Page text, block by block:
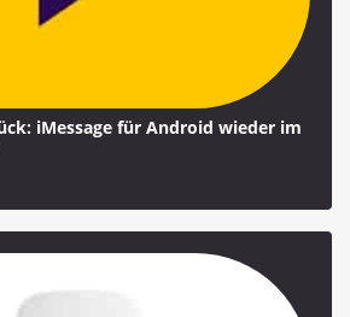
iMessage für Android wieder im